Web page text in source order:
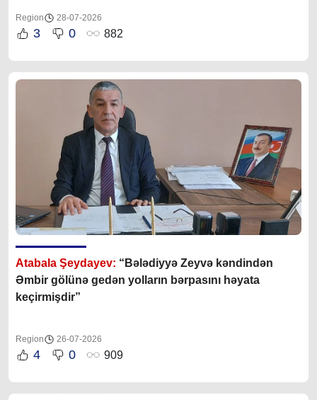
Region 28-07-2026
3 0 882
Atabala Şeydayev: “Bələdiyyə Zeyvə kəndindən
Əmbir gölünə gedən yolların bərpasını həyata
keçirmişdir”
Region 26-07-2026
4 0 909